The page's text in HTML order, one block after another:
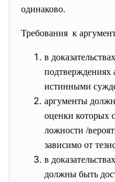
одинаково.
Требования к
в
истинными
аргументы
оценки которых
ложности /
зависимо от
в
должны быть